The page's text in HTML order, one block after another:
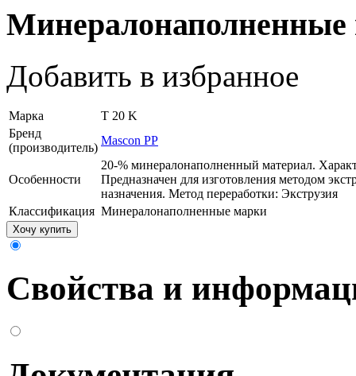
Минералонаполненные
Добавить в избранное
Марка
T 20 K
Бренд
(производитель)
Mascon PP
Особенности
20-% минералонаполненный материал.
Предназначен для изготовления методом
назначения. Метод переработки: Экструзия
Классификация Минералонаполненные марки
Хочу купить
Свойства и